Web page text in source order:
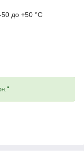
50 до +50 °C